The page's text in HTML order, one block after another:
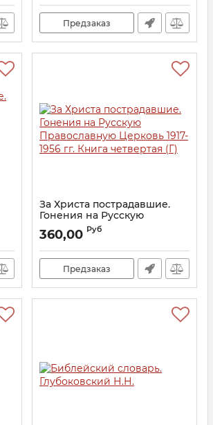
Предзаказ
За Христа пострадавшие.
Гонения на Русскую
Православную Церковь 1917-
1956 гг. Книга четвертая (Г)
Артикул: 22430
360,00 Руб
Предзаказ